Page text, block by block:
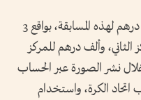
وتم تخصيص جوائز مالية قيمتها 6 آلاف درهم لهذه المسابقة، بواقع 3
الثاني، وألف درهم للمركز
خلال نشر الصورة عبر الحساب
الكرة، واستخدام